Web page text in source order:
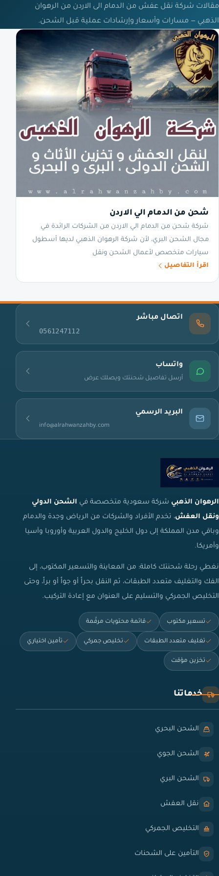
مقالات شركة نقل عفش من الدمام الى الاردن من الرهوان
الذهبي — مسارات وأسعار وإرشادات عملية قبل الشحن.
شحن من الدمام الي الاردن
شركة شحن من الدمام الي الاردن من الشركات الرائدة في
مجال الشحن البري، لأن شركة الرهوان الذهبي لديها أسطول
سيارات متخصص لأعمال الشحن ونقل
اقرأ التفاصيل
اتصال مباشر
0561247112
واتساب
أرسل تفاصيل شحنتك ويصلك عرض
البريد الرسمي
info@alrahwanzahby.com
الرهوان الذهبي شركة سعودية متخصصة في الشحن الدولي
ونقل العفش، تخدم الأفراد والشركات من الرياض وجدة والدمام
وباقي مدن المملكة إلى دول الخليج والدول العربية وأوروبا وآسيا
وأمريكا.
نغطي رحلة شحنتك كاملة: من المعاينة والتسعير المكتوب، إلى
الفك والتغليف متعدد الطبقات، ثم النقل بحراً أو جواً أو براً، وحتى
التخليص الجمركي والتسليم على العنوان مع إعادة التركيب.
تسعير مكتوب قائمة محتويات مرقّمة
تغليف متعدد الطبقات تخليص جمركي تأمين اختياري
تخزين مؤقت
خدماتنا
الشحن البحري
الشحن الجوي
الشحن البري
نقل العفش
التخليص الجمركي
التأمين على الشحنات